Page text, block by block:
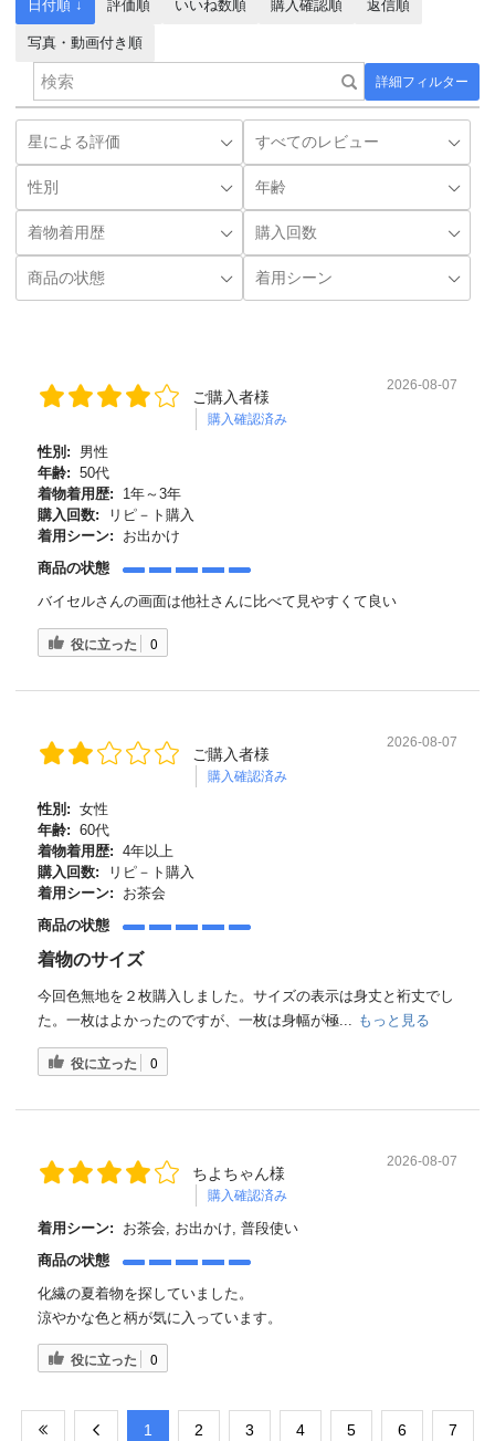
詳細フィルター
日付順 ↓ 評価順 いいね数順 購入確認順 返信順
写真・動画付き順
ご購入者様
購入確認済み
2026-08-07
性別:
男性
年齢: 50代
着物着用歴:
1年～3年
購入回数:
リピ－ト購入
着用シーン:
お出かけ
商品の状態
バイセルさんの画面は他社さんに比べて見やすくて良い
役に立った 0
ご購入者様
購入確認済み
2026-08-07
性別: 女性
年齢: 60代
着物着用歴: 4年以上
購入回数:
リピ－ト購入
着用シーン:
お茶会
商品の状態
着物のサイズ
今回色無地を２枚購入しました。サイズの表示は身丈と裄丈でし
た。一枚はよかったのですが、一枚は身幅が極... もっと見る
役に立った 0
ちよちゃん様
購入確認済み
2026-08-07
着用シーン:
お茶会, お出かけ, 普段使い
商品の状態
化繊の夏着物を探していました。
涼やかな色と柄が気に入っています。
役に立った 0
​1 ​2 ​3 ​4 ​5 ​6 ​7